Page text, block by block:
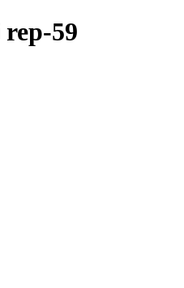
59